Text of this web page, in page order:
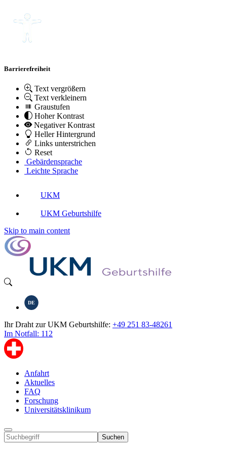
Barrierefreiheit
Text vergrößern
Text verkleinern
Graustufen
Hoher Kontrast
Negativer Kontrast
Heller Hintergrund
Links unterstrichen
Reset
Gebärdensprache
Leichte Sprache
UKM
UKM Geburtshilfe
Skip to main content
DE
Ihr Draht zur UKM Geburtshilfe: +49 251 83-48261
Im Notfall: 112
Anfahrt
Aktuelles
FAQ
Forschung
Universitätsklinikum
Suchen